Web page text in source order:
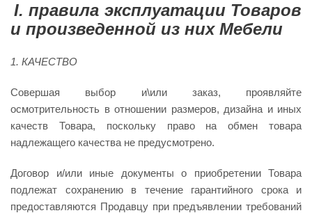
I. правила эксплуатации Товаров
и произведенной из них Мебели
1. КАЧЕСТВО
Совершая выбор и\или заказ, проявляйте
осмотрительность в отношении размеров, дизайна и иных
качеств Товара, поскольку право на обмен товара
надлежащего качества не предусмотрено.
Договор и/или иные документы о приобретении Товара
подлежат сохранению в течение гарантийного срока и
предоставляются Продавцу при предъявлении требований